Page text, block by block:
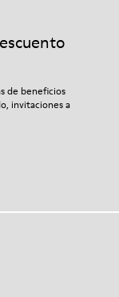
de beneficios
invitaciones a